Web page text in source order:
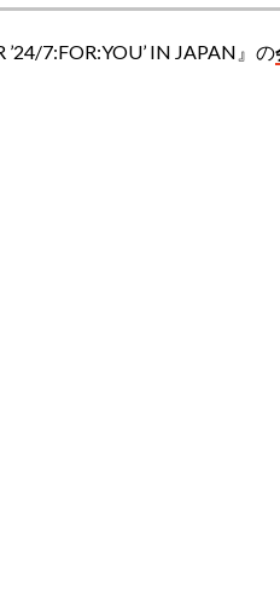
’24/7:FOR:YOU’ IN JAPAN』の